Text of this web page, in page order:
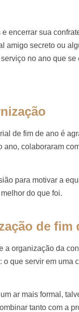
encerrar sua
amigo secreto ou
no ano que se
de fim de ano é
colaboraram
para motivar a
do que foi.
de fim
a organização da
que servir em uma
ar mais formal,
tanto com a